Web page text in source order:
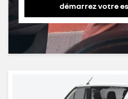
démarrez votre